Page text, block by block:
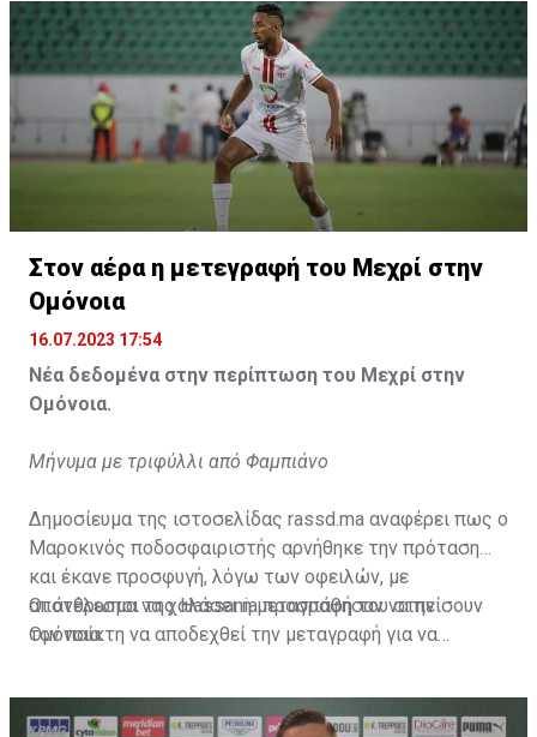
Στον αέρα η μετεγραφή του Μεχρί στην
Ομόνοια
16.07.2023 17:54
Νέα δεδομένα στην περίπτωση του Μεχρί στην
Ομόνοια.
Μήνυμα με τριφύλλι από Φαμπιάνο
Δημοσίευμα της ιστοσελίδας rassd.ma αναφέρει πως ο
Μαροκινός ποδοσφαιριστής αρνήθηκε την πρόταση
και έκανε προσφυγή, λόγω των οφειλών, με
αποτέλεσμα να χαλάσει η μεταγραφή του στην
Ομόνοια.
Οι άνθρωποι της Hassania προσπάθησαν να πείσουν
τον παίκτη να αποδεχθεί την μεταγραφή για να
μετακίνησή του, αλλά ο παίκτης αρνήθηκε και επέμεινε
να λύσει το συμβόλαιό του, ώστε να μετακομίσει